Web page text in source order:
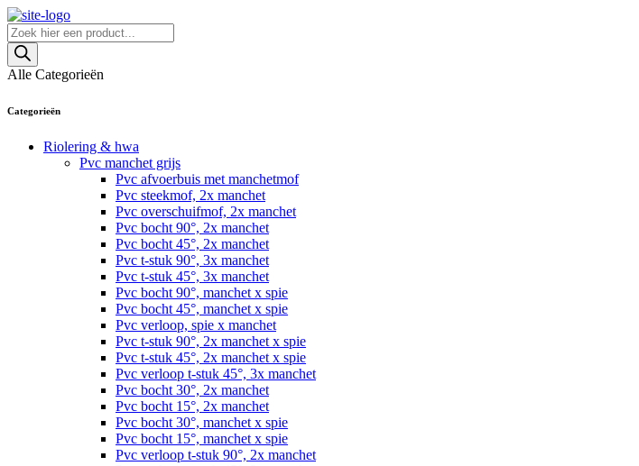
Skip
to
content
Producten
zoeken
Alle Categorieën
Categorieën
Riolering & hwa
Pvc manchet grijs
Pvc afvoerbuis met manchetmof
Pvc steekmof, 2x manchet
Pvc overschuifmof, 2x manchet
Pvc bocht 90°, 2x manchet
Pvc bocht 45°, 2x manchet
Pvc t-stuk 90°, 3x manchet
Pvc t-stuk 45°, 3x manchet
Pvc bocht 90°, manchet x spie
Pvc bocht 45°, manchet x spie
Pvc verloop, spie x manchet
Pvc t-stuk 90°, 2x manchet x spie
Pvc t-stuk 45°, 2x manchet x spie
Pvc verloop t-stuk 45°, 3x manchet
Pvc bocht 30°, 2x manchet
Pvc bocht 15°, 2x manchet
Pvc bocht 30°, manchet x spie
Pvc bocht 15°, manchet x spie
Pvc verloop t-stuk 90°, 2x manchet